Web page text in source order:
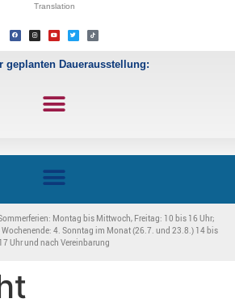
Translation
geplanten Dauerausstellung:
Montag bis Mittwoch, Freitag: 10 bis 16 Uhr;
4. Sonntag im Monat (26.7. und 23.8.) 14 bis
17 Uhr und nach Vereinbarung